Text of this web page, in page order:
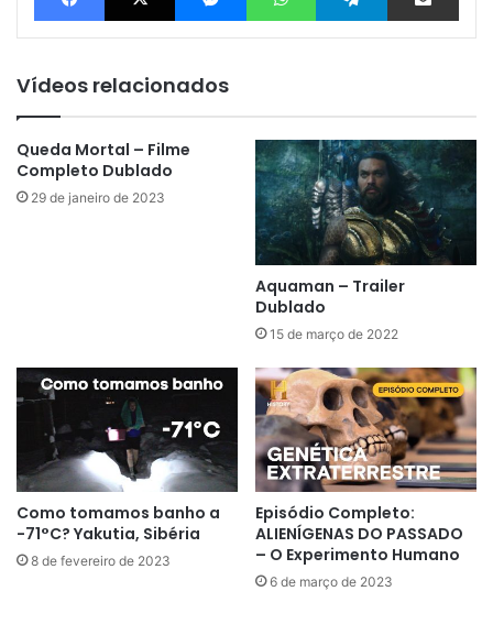
Vídeos relacionados
Queda Mortal – Filme
Completo Dublado
29 de janeiro de 2023
Aquaman – Trailer
Dublado
15 de março de 2022
Como tomamos banho a
-71°C? Yakutia, Sibéria
8 de fevereiro de 2023
Episódio Completo:
ALIENÍGENAS DO PASSADO
– O Experimento Humano
6 de março de 2023